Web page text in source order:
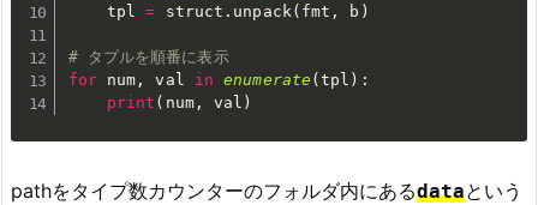
    tpl
= struct . unpack( fmt , b )
# タプルを順番に表示
for num , val in enumerate (tpl ) :
print ( num, val )
pathをタイプ数カウンターのフォルダ内にあるdataという